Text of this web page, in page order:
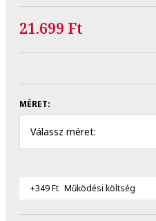
21.699 Ft
MÉRET:
Válassz méret:
+349 Ft Működési költség